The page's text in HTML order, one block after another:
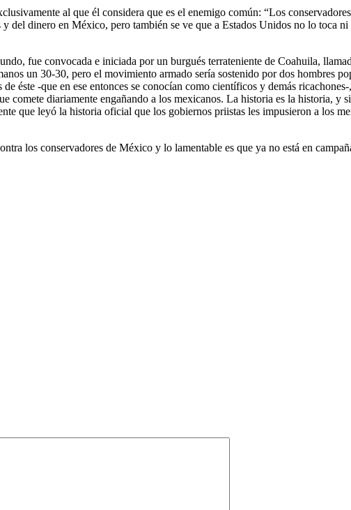
al que él considera que es el enemigo común: “Los
del dinero en México, pero también se ve que a Estados Unidos no lo toca
fue convocada e iniciada por un burgués terrateniente de Coahuila,
un 30-30, pero el movimiento armado sería sostenido por dos hombres
éste -que en ese entonces se conocían como científicos y demás
comete diariamente engañando a los mexicanos. La historia es la historia, y
que leyó la historia oficial que los gobiernos priistas les impusieron a los
los conservadores de México y lo lamentable es que ya no está en